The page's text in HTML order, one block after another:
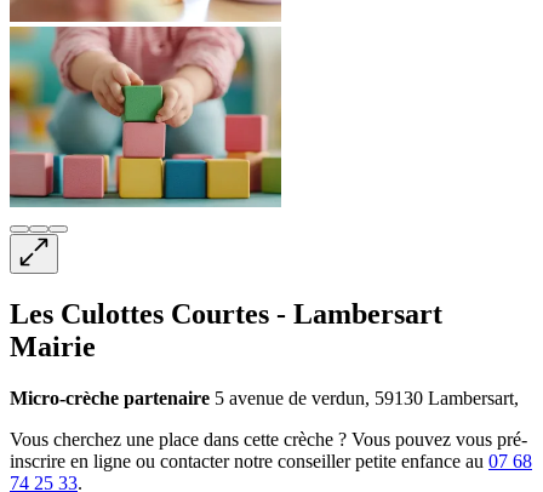
Les Culottes Courtes - Lambersart
Mairie
Micro-crèche partenaire 5 avenue de verdun, 59130 Lambersart,
Vous cherchez une place dans cette crèche ? Vous pouvez vous pré-
inscrire en ligne ou contacter notre conseiller petite enfance au 07 68
74 25 33.